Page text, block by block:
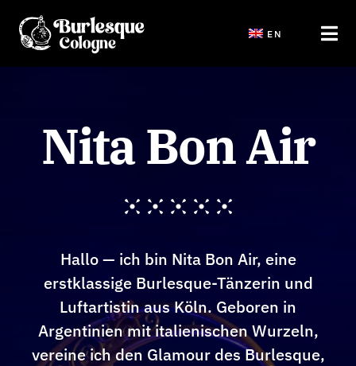
contenido
EN
Shows
Tickets Veranstaltungen
Workshops und JGA
Blog
Nita Bon Air
Hallo — ich bin Nita Bon Air, eine
erstklassige Burlesque-Tänzerin und
Luftartistin aus Köln. Geboren in
Argentinien mit italienischen Wurzeln,
vereine ich den Glamour des Burlesque,